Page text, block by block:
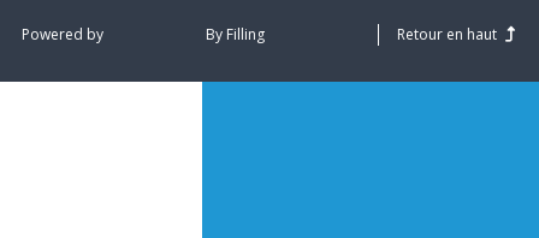
Powered by By Filling Retour en haut